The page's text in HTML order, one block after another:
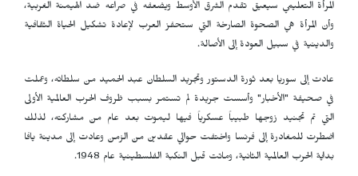
المرأة التعليمي سيعيق تقدم الشرق الأوسط ويضعفه في صراعه ضد الهيمنة الغربية،
وأن المرأة هي الصحوة الصارخة التي ستحفز العرب لإعادة تشكيل الحياة الثقافية
والدينية في سبيل العودة إلى الأصالة.
عادت إلى سوريا بعد ثورة الدستور وتجريد السلطان عبد الحميد من سلطاته، وعملت
في صحيفة "الأخبار" وأسست جريدة لم تستمر بسبب ظروف الحرب العالمية الأولى
التي تم تجنيد زوجها طبيباً عسكرياً فيها ليموت بعد عام من مشاركته، لذلك
اضطرت للمغادرة إلى فرنسا واختفت حوالي عقدين من الزمن وعادت إلى مدينة يافا
بداية الحرب العالمية الثانية، وماتت قبل النكبة الفلسطينية عام 1948.